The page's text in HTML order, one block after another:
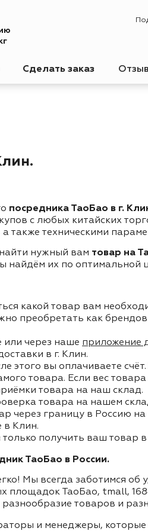
Сделать заказ
посредника ТаоБао в г.
с любых китайских
также техническими
нужный вам товар на
найдём их по оптимальной
какой товар вам
преобретать как
или через наше приложение
в г. Клин.
этого вы оплачиваете
товара. Если вес
товара на наш склад.
товара на нашем
через границу в Россию
в Клин.
получить ваш товар в
ТаоБао в России.
Мы всегда заботимся об
площадок ТаоБао, tmall,
товаров и
и менеджеры,